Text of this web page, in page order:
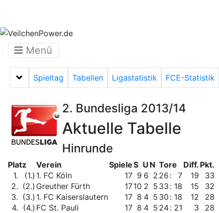
Menü
Menü auf-/zuklappen
Spieltag Tabellen Ligastatistik FCE-Statistik
2. Bundesliga 2013/14
Aktuelle Tabelle
Hinrunde
Platz Verein SpieleS U N Tore Diff. Pkt.
1.
(1.) 1. FC Köln 17 9 6 2 26 : 7 19
33
2. (2.) Greuther Fürth 1710 2 5 33 : 18 15
32
3. (3.) 1. FC Kaiserslautern 17 8 4 5 30 : 18 12
28
4. (4.) FC St. Pauli 17 8 4 5 24: 21 3
28